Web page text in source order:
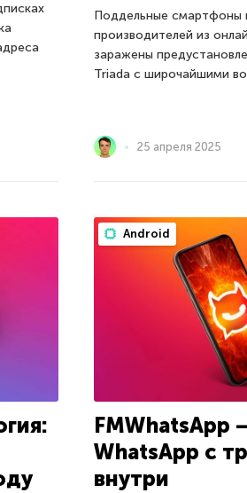
Поддельные смартфоны
производителей из
заражены
Triada с широчайшими
25 апреля 2025
Android
FMWhatsApp
WhatsApp с
внутри